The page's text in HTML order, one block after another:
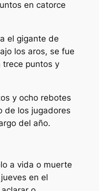
en catorce
el gigante de
los aros, se fue
puntos y
y ocho rebotes
de los jugadores
del año.
a vida o muerte
en el